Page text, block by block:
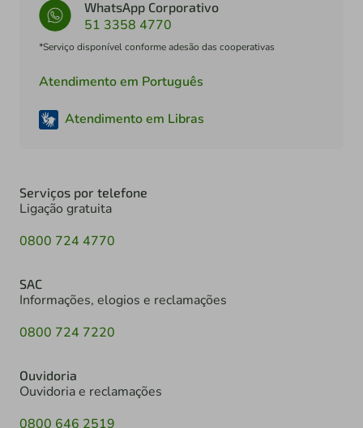
WhatsApp Corporativo
51 3358 4770
*Serviço disponível conforme adesão das cooperativas
Atendimento em Português
Atendimento em Libras
Serviços por telefone
Ligação gratuita
0800 724 4770
SAC
Informações, elogios e reclamações
0800 724 7220
Ouvidoria
Ouvidoria e reclamações
0800 646 2519